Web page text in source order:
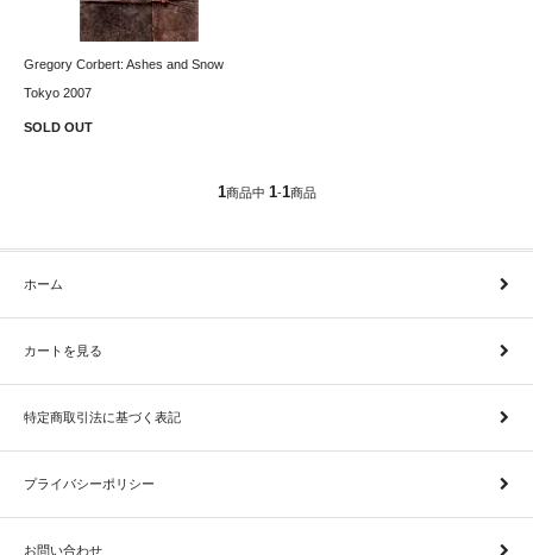
Gregory Corbert: Ashes and Snow
Tokyo 2007
SOLD OUT
1商品中 1-1商品
ホーム
カートを見る
特定商取引法に基づく表記
プライバシーポリシー
お問い合わせ